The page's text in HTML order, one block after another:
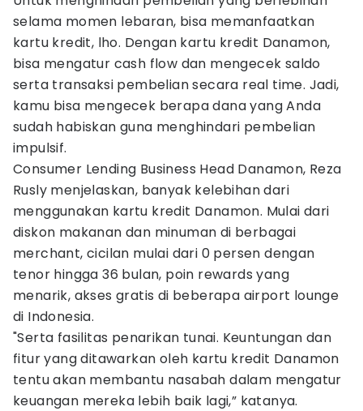
selama momen lebaran, bisa memanfaatkan
kartu kredit, lho. Dengan kartu kredit Danamon,
bisa mengatur cash flow dan mengecek saldo
serta transaksi pembelian secara real time. Jadi,
kamu bisa mengecek berapa dana yang Anda
sudah habiskan guna menghindari pembelian
impulsif.
Consumer Lending Business Head Danamon, Reza
Rusly menjelaskan, banyak kelebihan dari
menggunakan kartu kredit Danamon. Mulai dari
diskon makanan dan minuman di berbagai
merchant, cicilan mulai dari 0 persen dengan
tenor hingga 36 bulan, poin rewards yang
menarik, akses gratis di beberapa airport lounge
di Indonesia.
"Serta fasilitas penarikan tunai. Keuntungan dan
fitur yang ditawarkan oleh kartu kredit Danamon
tentu akan membantu nasabah dalam mengatur
keuangan mereka lebih baik lagi,” katanya.